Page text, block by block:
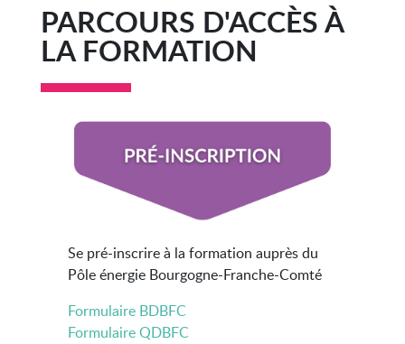
PARCOURS D'ACCÈS À
LA FORMATION
Se pré-inscrire à la formation auprès du
Pôle énergie Bourgogne-Franche-Comté
Formulaire BDBFC
Formulaire QDBFC